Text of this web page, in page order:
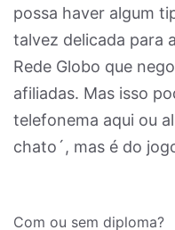
possa haver algum
talvez delicada para
Rede Globo que
afiliadas. Mas isso
telefonema aqui ou
chato´, mas é do
Com ou sem diploma?